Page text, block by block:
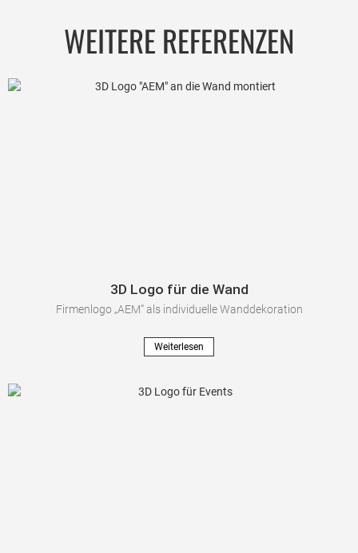
WEITERE REFERENZEN
3D Logo für die Wand
Firmenlogo „AEM“ als individuelle Wanddekoration
Weiterlesen